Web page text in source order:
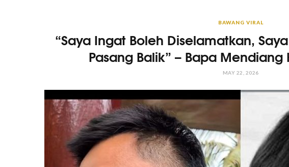
BAWANG VIRAL
“Saya Ingat Boleh Diselamatkan,
Pasang Balik” – Bapa
MAY 22, 2026